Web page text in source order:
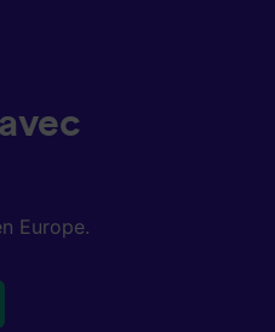
Europe.